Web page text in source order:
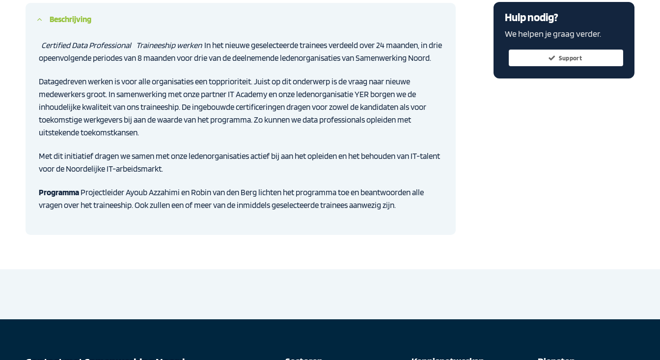
Beschrijving
In het nieuwe
Certified Data Professional Traineeship werken
geselecteerde trainees verdeeld over 24 maanden, in drie
opeenvolgende periodes van 8 maanden voor drie van de deelnemende ledenorganisaties van Samenwerking Noord.
Datagedreven werken is voor alle organisaties een topprioriteit. Juist op dit onderwerp is de vraag naar nieuwe
medewerkers groot. In samenwerking met onze partner IT Academy en onze ledenorganisatie YER borgen we de
inhoudelijke kwaliteit van ons traineeship. De ingebouwde certificeringen dragen voor zowel de kandidaten als voor
toekomstige werkgevers bij aan de waarde van het programma. Zo kunnen we data professionals opleiden met
uitstekende toekomstkansen.
Met dit initiatief dragen we samen met onze ledenorganisaties actief bij aan het opleiden en het behouden van IT-talent
voor de Noordelijke IT-arbeidsmarkt.
ProgrammaProjectleider Ayoub Azzahimi en Robin van den Berg lichten het programma toe en beantwoorden alle
vragen over het traineeship. Ook zullen een of meer van de inmiddels geselecteerde trainees aanwezig zijn.
Hulp nodig?
We helpen je graag verder.
Support